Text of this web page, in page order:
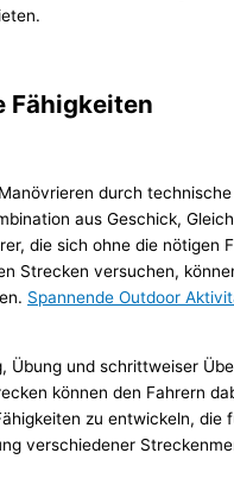
Fähigkeiten
durch
aus Geschick,
die sich ohne die nötigen
Strecken versuchen,
Spannende Outdoor
Übung und schrittweiser
können den Fahrern
zu entwickeln, die
verschiedener